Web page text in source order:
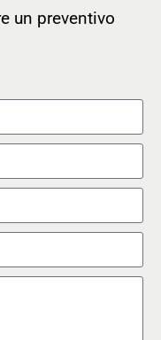
un preventivo